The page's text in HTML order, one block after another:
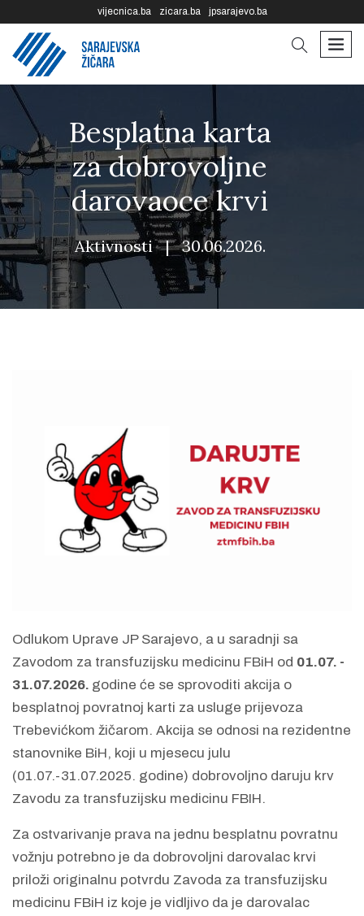
vijecnica.ba zicara.ba jpsarajevo.ba
Pretraga
Besplatna karta
za dobrovoljne
darovaoce krvi
Aktivnosti | 30.06.2026.
Odlukom Uprave JP Sarajevo, a u saradnji sa
Zavodom za transfuzijsku medicinu FBiH od 01.07. -
31.07.2026. godine će se sprovoditi akcija o
besplatnoj povratnoj karti za usluge prijevoza
Trebevićkom žičarom. Akcija se odnosi na rezidentne
stanovnike BiH, koji u mjesecu julu
(01.07.-31.07.2025. godine) dobrovoljno daruju krv
Zavodu za transfuzijsku medicinu FBIH.
Za ostvarivanje prava na jednu besplatnu povratnu
vožnju potrebno je da dobrovoljni darovalac krvi
priloži originalnu potvrdu Zavoda za transfuzijsku
medicinu FBiH iz koje je vidljivo da je darovalac